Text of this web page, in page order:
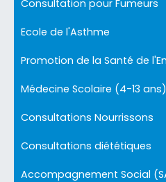
Consultation pour Fumeurs
Ecole de l'Asthme
Promotion de la Santé de
Médecine Scolaire (4-13 ans)
Consultations Nourrissons
Consultations diététiques
Accompagnement Social